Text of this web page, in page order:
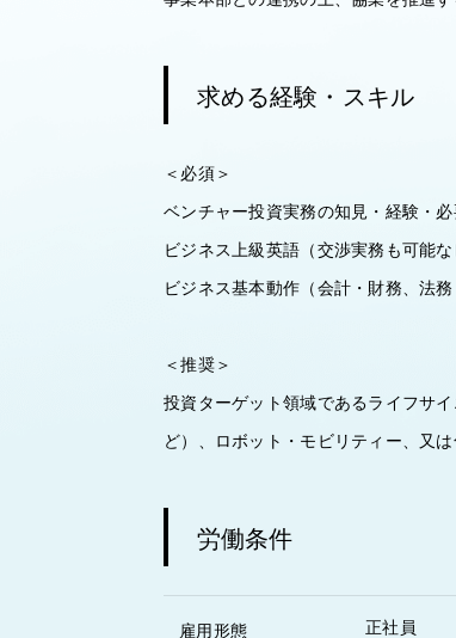
求める経験・スキル
＜必須＞
ベンチャー投資実務の知見・経験・
ビジネス上級英語（交渉実務も可能な
ビジネス基本動作（会計・財務、法
＜推奨＞
投資ターゲット領域であるライフサ
ど）、ロボット・モビリティー、又
労働条件
雇用形態 正社員